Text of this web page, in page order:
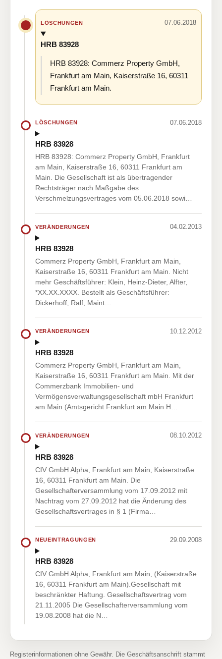
LÖSCHUNGEN 07.06.2018
HRB 83928
HRB 83928: Commerz Property GmbH,
Frankfurt am Main, Kaiserstraße 16, 60311
Frankfurt am Main.
LÖSCHUNGEN 07.06.2018
HRB 83928
HRB 83928: Commerz Property GmbH, Frankfurt
am Main, Kaiserstraße 16, 60311 Frankfurt am
Main. Die Gesellschaft ist als übertragender
Rechtsträger nach Maßgabe des
Verschmelzungsvertrages vom 05.06.2018 sowi…
VERÄNDERUNGEN 04.02.2013
HRB 83928
Commerz Property GmbH, Frankfurt am Main,
Kaiserstraße 16, 60311 Frankfurt am Main. Nicht
mehr Geschäftsführer: Klein, Heinz-Dieter, Alfter,
*XX.XX.XXXX. Bestellt als Geschäftsführer:
Dickerhoff, Ralf, Maint…
VERÄNDERUNGEN 10.12.2012
HRB 83928
Commerz Property GmbH, Frankfurt am Main,
Kaiserstraße 16, 60311 Frankfurt am Main. Mit der
Commerzbank Immobilien- und
Vermögensverwaltungsgesellschaft mbH Frankfurt
am Main (Amtsgericht Frankfurt am Main H…
VERÄNDERUNGEN 08.10.2012
HRB 83928
CIV GmbH Alpha, Frankfurt am Main, Kaiserstraße
16, 60311 Frankfurt am Main. Die
Gesellschafterversammlung vom 17.09.2012 mit
Nachtrag vom 27.09.2012 hat die Änderung des
Gesellschaftsvertrages in § 1 (Firma…
NEUEINTRAGUNGEN 29.09.2008
HRB 83928
CIV GmbH Alpha, Frankfurt am Main, (Kaiserstraße
16, 60311 Frankfurt am Main).Gesellschaft mit
beschränkter Haftung. Gesellschaftsvertrag vom
21.11.2005 Die Gesellschafterversammlung vom
19.08.2008 hat die N…
Registerinformationen ohne Gewähr. Die Geschäftsanschrift stammt